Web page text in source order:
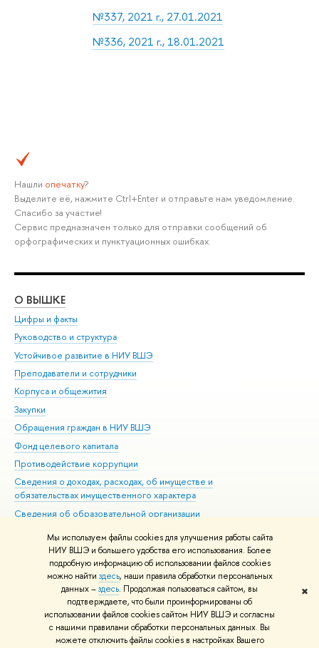
Мы используем файлы cookies для улучшения работы сайта
НИУ ВШЭ и большего удобства его использования. Более
подробную информацию об использовании файлов cookies
можно найти здесь, наши правила обработки персональных
данных –здесь. Продолжая пользоваться сайтом, вы
подтверждаете, что были проинформированы об
использовании файлов cookies сайтом НИУ ВШЭ и согласны
с нашими правилами обработки персональных данных. Вы
можете отключить файлы cookies в настройках Вашего
✖
№337, 2021 г., 27.01.2021
№336, 2021 г., 18.01.2021
Нашли опечатку?
Выделите её, нажмите Ctrl+Enter и отправьте нам уведомление.
Спасибо за участие!
Сервис предназначен только для отправки сообщений об
орфографических и пунктуационных ошибках.
О ВЫШКЕ
Цифры и факты
Руководство и структура
Устойчивое развитие в НИУ ВШЭ
Преподаватели и сотрудники
Корпуса и общежития
Закупки
Обращения граждан в НИУ ВШЭ
Фонд целевого капитала
Противодействие коррупции
Сведения о доходах, расходах, об имуществе и
обязательствах имущественного характера
Сведения об образовательной организации
Людям с ограниченными возможностями здоровья
Единая платежная страница
Работа в Вышке
© НИУ ВШЭ 1993–2026 Адреса и контакты Условия использования
материалов Политика конфиденциальности Карта сайта
Шрифты HSE Sans и HSE Slab разработаны вШколе дизайна НИУ ВШЭ